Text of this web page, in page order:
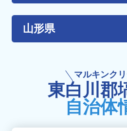
【か行】
角田市/刈田郡蔵王町/刈
美郡加美町
大郷町/黒川郡大衡村/黒
柴田郡大河原町/
田郡柴田町/柴田郡村田町
仙台市太白区/ 仙台市泉区
仙台市宮城野区 /仙台市青
【あ行】
大玉村/ 会津坂下町 / 会津
鏡石町 / 葛尾村 / 金山町 /
多方市 / 北塩原村 /
国見町
山形県
【は行】
東根市
マルキンク
東白川郡
自治体